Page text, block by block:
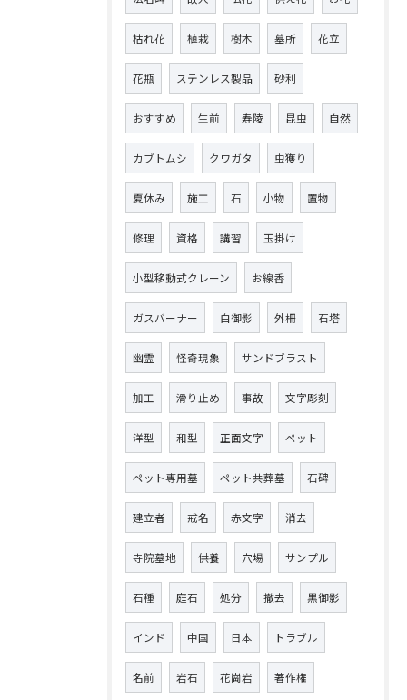
枯れ花 植栽 樹木 墓所 花立
花瓶 ステンレス製品 砂利
おすすめ 生前 寿陵 昆虫 自然
カブトムシ クワガタ 虫獲り
夏休み 施工 石 小物 置物
修理 資格 講習 玉掛け
小型移動式クレーン お線香
ガスバーナー 白御影 外柵 石塔
幽霊 怪奇現象 サンドブラスト
加工 滑り止め 事故 文字彫刻
洋型 和型 正面文字 ペット
ペット専用墓 ペット共葬墓 石碑
建立者 戒名 赤文字 消去
寺院墓地 供養 穴場 サンプル
石種 庭石 処分 撤去 黒御影
インド 中国 日本 トラブル
名前 岩石 花崗岩 著作権